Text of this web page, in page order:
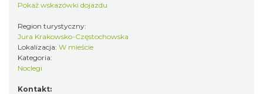
Pokaż wskazówki dojazdu
Region turystyczny:
Jura Krakowsko-Częstochowska
Lokalizacja: W mieście
Kategoria:
Noclegi
Kontakt: